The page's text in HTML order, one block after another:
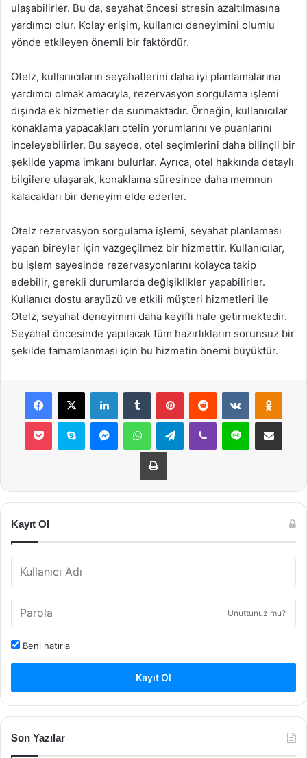
ulaşabilirler. Bu da, seyahat öncesi stresin azaltılmasına
yardımcı olur. Kolay erişim, kullanıcı deneyimini olumlu
yönde etkileyen önemli bir faktördür.
Otelz, kullanıcıların seyahatlerini daha iyi planlamalarına
yardımcı olmak amacıyla, rezervasyon sorgulama işlemi
dışında ek hizmetler de sunmaktadır. Örneğin, kullanıcılar
konaklama yapacakları otelin yorumlarını ve puanlarını
inceleyebilirler. Bu sayede, otel seçimlerini daha bilinçli bir
şekilde yapma imkanı bulurlar. Ayrıca, otel hakkında detaylı
bilgilere ulaşarak, konaklama süresince daha memnun
kalacakları bir deneyim elde ederler.
Otelz rezervasyon sorgulama işlemi, seyahat planlaması
yapan bireyler için vazgeçilmez bir hizmettir. Kullanıcılar,
bu işlem sayesinde rezervasyonlarını kolayca takip
edebilir, gerekli durumlarda değişiklikler yapabilirler.
Kullanıcı dostu arayüzü ve etkili müşteri hizmetleri ile
Otelz, seyahat deneyimini daha keyifli hale getirmektedir.
Seyahat öncesinde yapılacak tüm hazırlıkların sorunsuz bir
şekilde tamamlanması için bu hizmetin önemi büyüktür.
Facebook
X LinkedInTumblr PinterestReddit VKontakte
Pocket Skype MessengerWhatsAppTelegramViber Line E-Posta ile
Yazdır
Kayıt Ol
Unuttunuz mu?
Beni hatırla
Kayıt Ol
Son Yazılar